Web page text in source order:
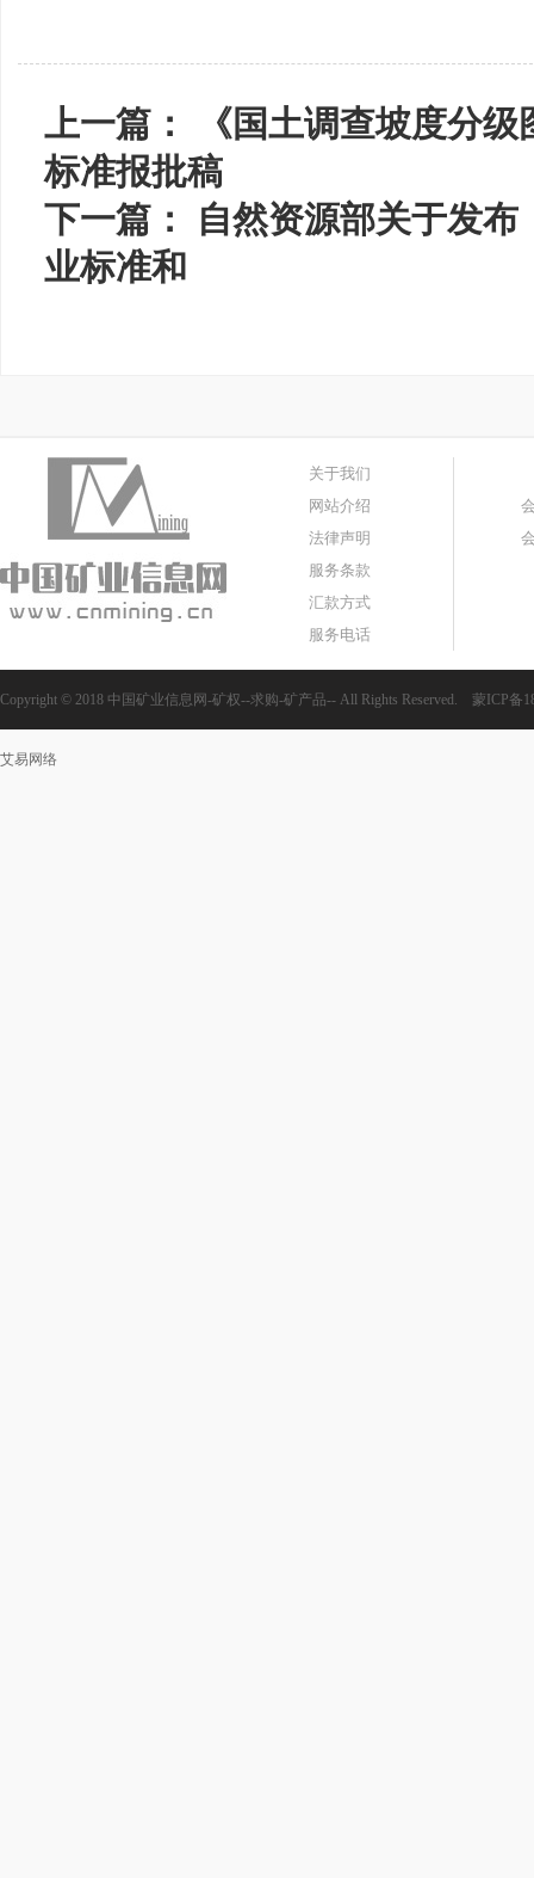
上一篇：
《国土调查坡度分
标准报批稿
下一篇：
自然资源部关于发
业标准和
关于我们
网站介绍
法律声明
服务条款
汇款方式
服务电话
Copyright © 2018 中国矿业信息网-矿权--求购-矿产品-- All Rights Reserved. 蒙ICP备
艾易网络